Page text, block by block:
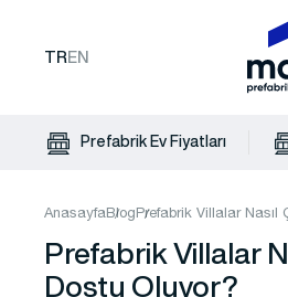
TR EN
Prefabrik Ev Fiyatları
AnasayfaBlogPrefabrik Villalar Nasıl
Prefabrik Villalar
Dostu Oluyor?